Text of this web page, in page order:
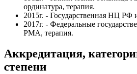
ординатура, терапия.
2015г. - Государственная НЦ РФ
2017г. - Федеральные
РМА, терапия.
Аккредитация,
степени